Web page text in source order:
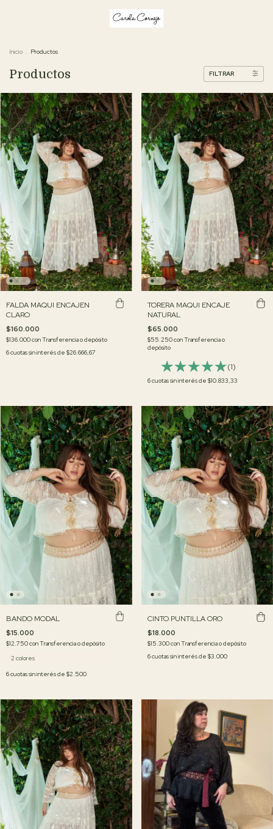
Inicio . Productos
Productos FILTRAR
FALDA MAQUI ENCAJEN
CLARO
$160.000
$136.000conTransferencia o depósito
6cuotas sin interés de $26.666,67
TORERA MAQUI ENCAJE
NATURAL
$65.000
$55.250conTransferencia o
depósito
(1)
6cuotas sin interés de $10.833,33
BANDO MODAL
$15.000
$12.750conTransferencia o depósito
2 colores
6cuotas sin interés de $2.500
CINTO PUNTILLA ORO
$18.000
$15.300conTransferencia o depósito
6cuotas sin interés de $3.000